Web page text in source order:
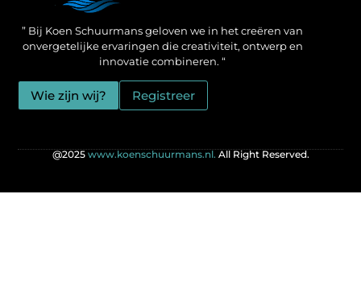
” Bij Koen Schuurmans geloven we in het creëren van
onvergetelijke ervaringen die creativiteit, ontwerp en
innovatie combineren. “
Wie zijn wij? Registreer
@2025 www.koenschuurmans.nl. All Right Reserved.